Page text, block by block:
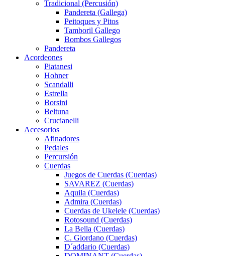
Tradicional (Percusión)
Pandereta (Gallega)
Peitoques y Pitos
Tamboril Gallego
Bombos Gallegos
Pandereta
Acordeones
Piatanesi
Hohner
Scandalli
Estrella
Borsini
Beltuna
Crucianelli
Accesorios
Afinadores
Pedales
Percursión
Cuerdas
Juegos de Cuerdas (Cuerdas)
SAVAREZ (Cuerdas)
Aquila (Cuerdas)
Admira (Cuerdas)
Cuerdas de Ukelele (Cuerdas)
Rotosound (Cuerdas)
La Bella (Cuerdas)
C. Giordano (Cuerdas)
D´addario (Cuerdas)